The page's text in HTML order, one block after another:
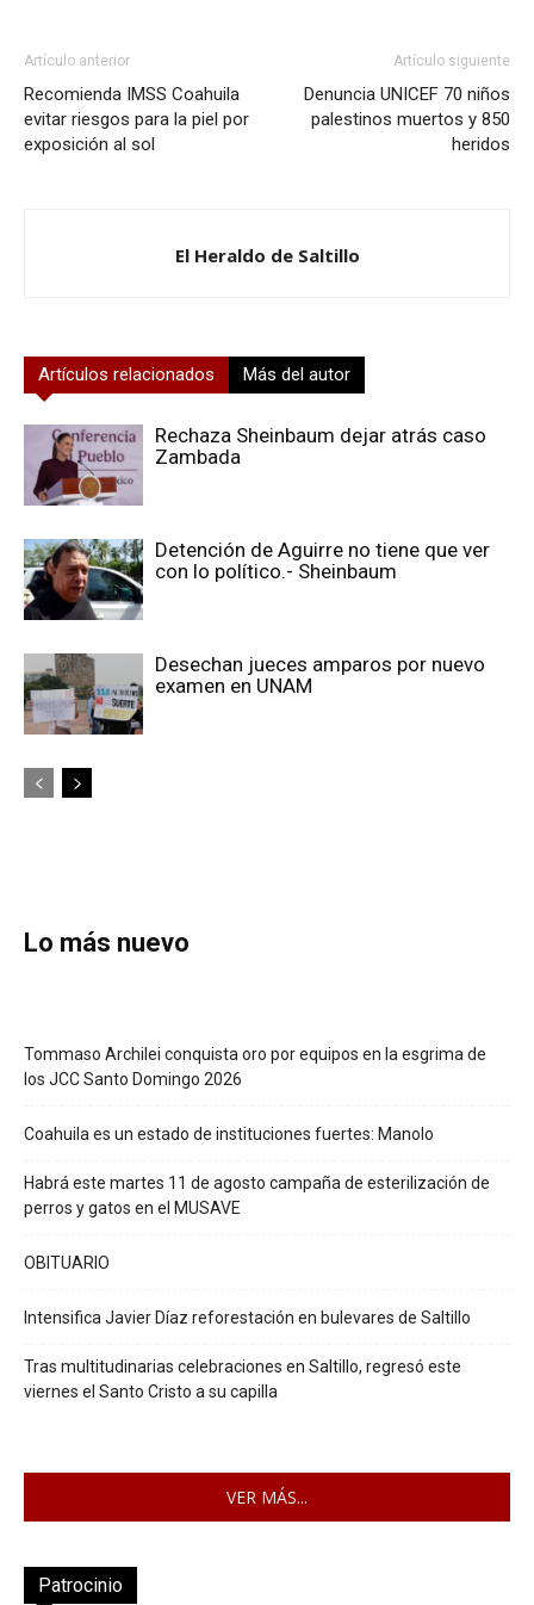
Artículo anterior
Recomienda IMSS Coahuila
evitar riesgos para la piel por
exposición al sol
Artículo siguiente
Denuncia UNICEF 70 niños
palestinos muertos y 850
heridos
El Heraldo de Saltillo
Artículos relacionados Más del autor
Rechaza Sheinbaum dejar atrás caso
Zambada
Detención de Aguirre no tiene que ver
con lo político.- Sheinbaum
Desechan jueces amparos por nuevo
examen en UNAM
Lo más nuevo
Tommaso Archilei conquista oro por equipos en la esgrima de
los JCC Santo Domingo 2026
Coahuila es un estado de instituciones fuertes: Manolo
Habrá este martes 11 de agosto campaña de esterilización de
perros y gatos en el MUSAVE
OBITUARIO
Intensifica Javier Díaz reforestación en bulevares de Saltillo
Tras multitudinarias celebraciones en Saltillo, regresó este
viernes el Santo Cristo a su capilla
VER MÁS...
Patrocinio